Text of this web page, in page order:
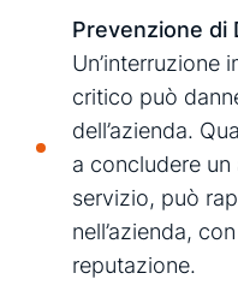
Prevenzione di
Un’interruzione
critico può
dell’azienda.
a concludere
servizio, può
nell’azienda,
reputazione.